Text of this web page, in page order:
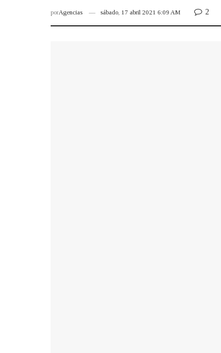
porAgencias sábado, 17 abril 2021 6:09 AM 2